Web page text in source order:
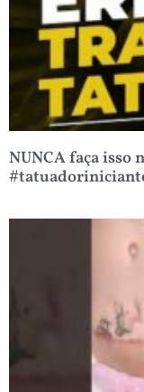
NUNCA faça isso